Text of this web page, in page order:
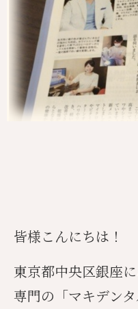
皆様こんにちは！
東京都中央区銀座
専門の「マキデン